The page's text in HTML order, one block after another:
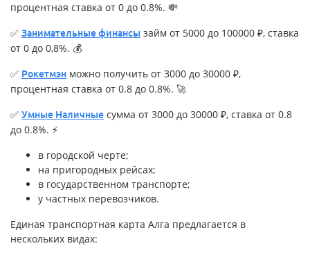
процентная ставка от 0 до 0.8%. 💸
✅ Занимательные финансы займ от 5000 до 100000 ₽, ставка
от 0 до 0,8%. 💰
✅ Рокетмэн можно получить от 3000 до 30000 ₽,
процентная ставка от 0.8 до 0.8%. 🚀
✅ Умные Наличные сумма от 3000 до 30000 ₽, ставка от 0.8
до 0.8%. ⚡
в городской черте;
на пригородных рейсах;
в государственном транспорте;
у частных перевозчиков.
Единая транспортная карта Алга предлагается в
нескольких видах: